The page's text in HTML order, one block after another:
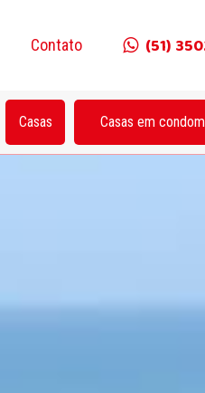
Contato (51)
Casas Casas em